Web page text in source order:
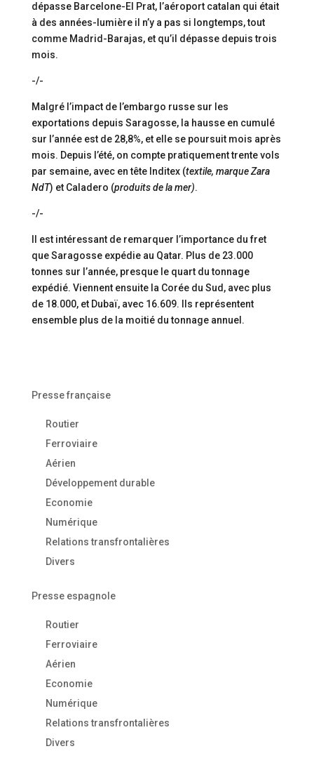
dépasse Barcelone-El Prat, l’aéroport catalan qui était
à des années-lumière il n’y a pas si longtemps, tout
comme Madrid-Barajas, et qu’il dépasse depuis trois
mois.
-/-
Malgré l’impact de l’embargo russe sur les
exportations depuis Saragosse, la hausse en cumulé
sur l’année est de 28,8%, et elle se poursuit mois après
mois. Depuis l’été, on compte pratiquement trente vols
par semaine, avec en tête Inditex (textile, marque Zara
NdT) et Caladero (produits de la mer).
-/-
Il est intéressant de remarquer l’importance du fret
que Saragosse expédie au Qatar. Plus de 23.000
tonnes sur l’année, presque le quart du tonnage
expédié. Viennent ensuite la Corée du Sud, avec plus
de 18.000, et Dubaï, avec 16.609. Ils représentent
ensemble plus de la moitié du tonnage annuel.
Presse française
Routier
Ferroviaire
Aérien
Développement durable
Economie
Numérique
Relations transfrontalières
Divers
Presse espagnole
Routier
Ferroviaire
Aérien
Economie
Numérique
Relations transfrontalières
Divers